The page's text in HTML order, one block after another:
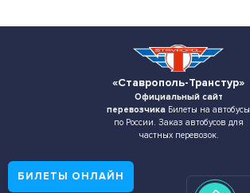
«Ставрополь-Транстур»
Официальный сайт
перевозчика Билеты на автобусы
по России. Заказ автобусов для
частных перевозок.
БИЛЕТЫ ОНЛАЙН